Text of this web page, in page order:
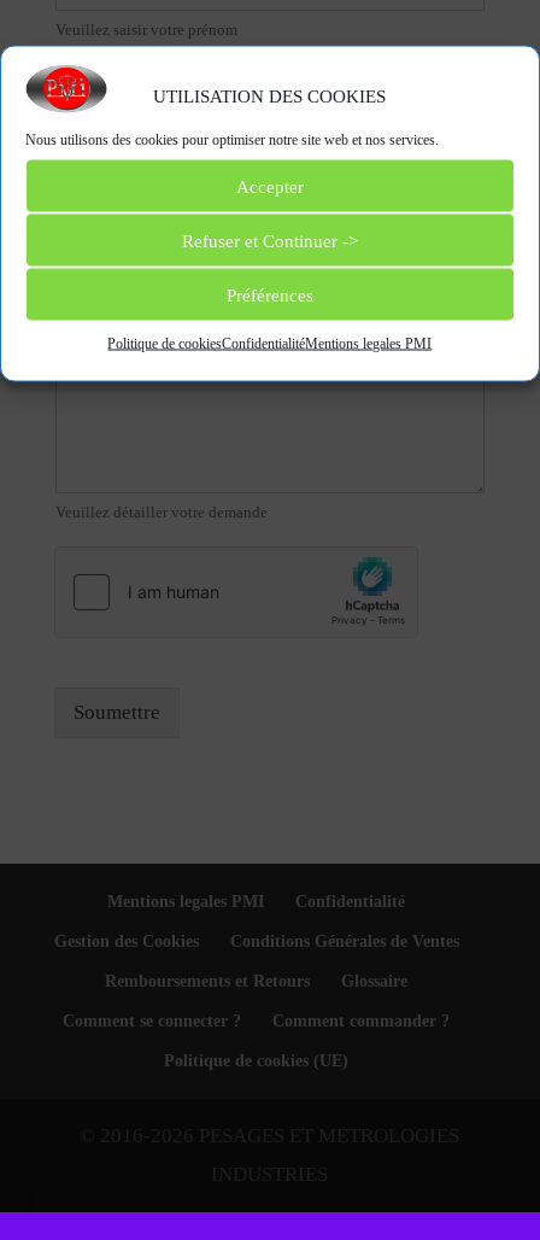
UTILISATION DES COOKIES
Nous utilisons des cookies pour optimiser notre site web et nos services.
Accepter
Refuser et Continuer ->
Préférences
Politique de cookiesConfidentialitéMentions legales PMI
Veuillez saisir votre prénom
Email
Veuillez saisir votre adresse e-mail
Veuillez donner un titre à votre demande
Veuillez détailler votre demande
Soumettre
Mentions legales PMI Confidentialité
Gestion des Cookies Conditions Générales de Ventes
Remboursements et Retours Glossaire
Comment se connecter ? Comment commander ?
Politique de cookies (UE)